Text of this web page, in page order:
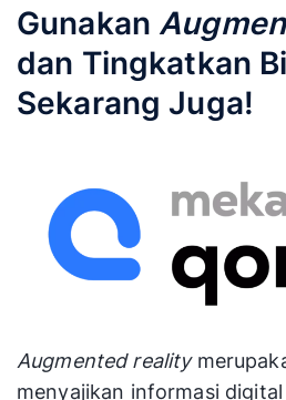
Gunakan
dan Tingkatkan
Sekarang Juga!
Augmented reality
menyajikan informasi